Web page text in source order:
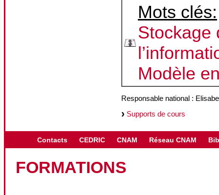
Mots clés:
Stockage
Modèle
Responsable national :
Supports de cours
Contacts CEDRIC CNAM Réseau CNAM
FORMATIONS